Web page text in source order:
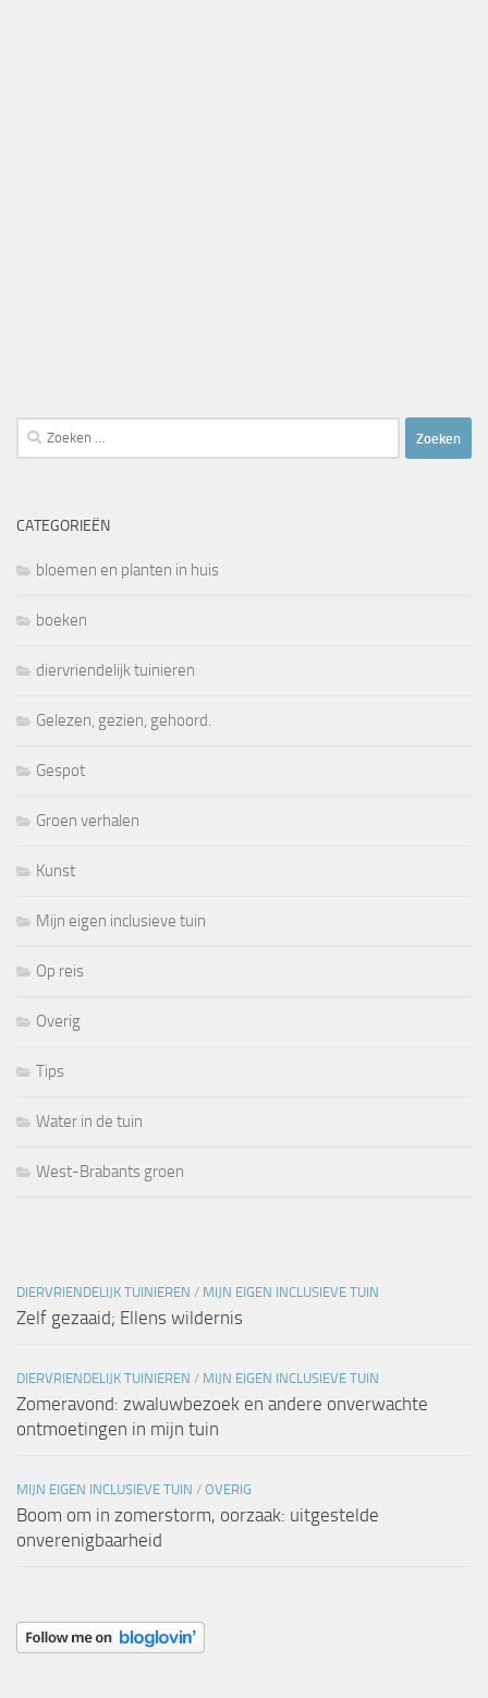
Zoeken
naar:
CATEGORIEËN
bloemen en planten in huis
boeken
diervriendelijk tuinieren
Gelezen, gezien, gehoord.
Gespot
Groen verhalen
Kunst
Mijn eigen inclusieve tuin
Op reis
Overig
Tips
Water in de tuin
West-Brabants groen
DIERVRIENDELIJK TUINIEREN / MIJN EIGEN INCLUSIEVE TUIN
Zelf gezaaid; Ellens wildernis
DIERVRIENDELIJK TUINIEREN / MIJN EIGEN INCLUSIEVE TUIN
Zomeravond: zwaluwbezoek en andere onverwachte
ontmoetingen in mijn tuin
MIJN EIGEN INCLUSIEVE TUIN / OVERIG
Boom om in zomerstorm, oorzaak: uitgestelde
onverenigbaarheid